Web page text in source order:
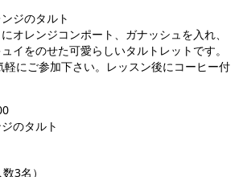
ジのタルト
オレンジコンポート、ガナッシュを入れ、
イをのせた可愛らしいタルトレットです。
にご参加下さい。レッスン後にコーヒー付
のタルト
3名）